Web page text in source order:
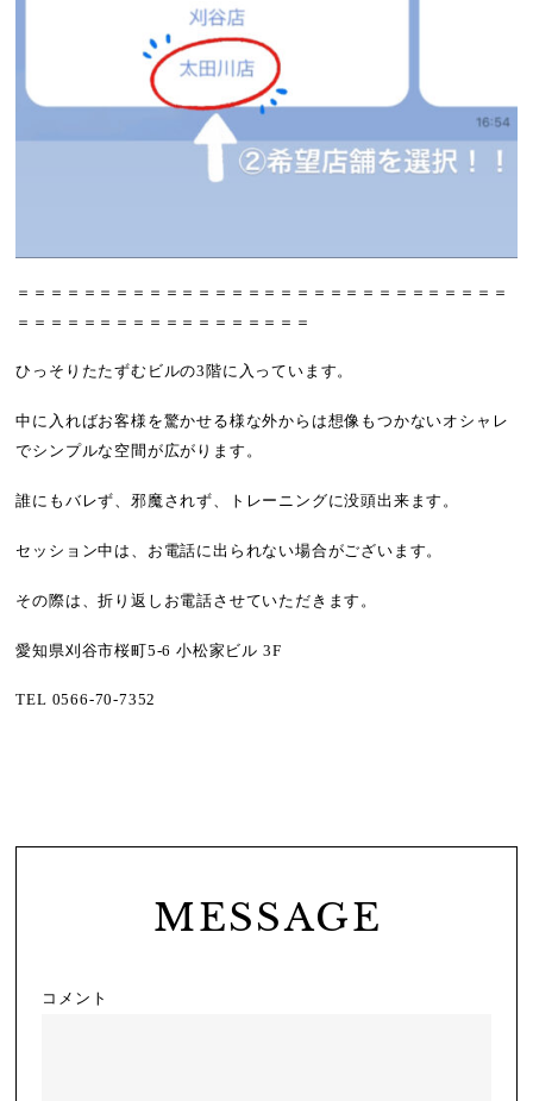
＝＝＝＝＝＝＝＝＝＝＝＝＝＝＝＝＝＝＝＝＝＝＝＝＝＝＝＝＝＝
＝＝＝＝＝＝＝＝＝＝＝＝＝＝＝＝＝＝
ひっそりたたずむビルの3階に入っています。
中に入ればお客様を驚かせる様な外からは想像もつかないオシャレ
でシンプルな空間が広がります。
誰にもバレず、邪魔されず、トレーニングに没頭出来ます。
セッション中は、お電話に出られない場合がございます。
その際は、折り返しお電話させていただきます。
愛知県刈谷市桜町5-6 小松家ビル 3F
TEL 0566-70-7352
MESSAGE
コメント